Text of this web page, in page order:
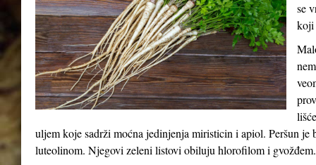
se
koji
uljem koje sadrži moćna jedinjenja miristicin i apiol. Peršun
luteolinom. Njegovi zeleni listovi obiluju hlorofilom i gvožđem.